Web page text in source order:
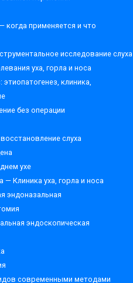
когда применяется и что
исследование слуха
уха, горла и носа
клиника,
без операции
слуха
ухе
— Клиника уха, горла и носа
эндоназальная
эндоскопическая
современными методами